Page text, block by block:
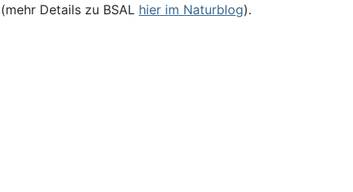
(mehr Details zu BSAL hier im Naturblog).